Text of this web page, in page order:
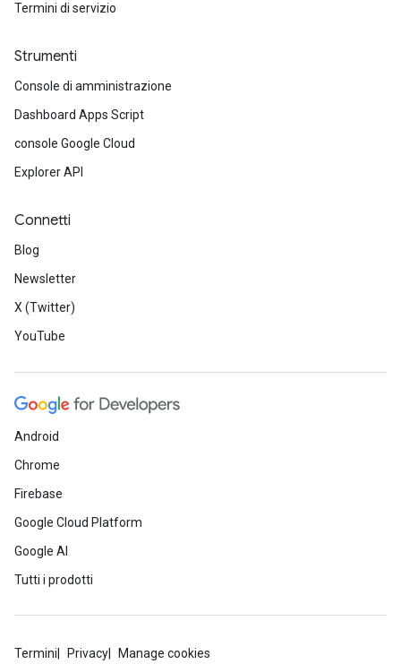
Termini di servizio
Strumenti
Console di amministrazione
Dashboard Apps Script
console Google Cloud
Explorer API
Connetti
Blog
Newsletter
X (Twitter)
YouTube
Android
Chrome
Firebase
Google Cloud Platform
Google AI
Tutti i prodotti
Termini Privacy Manage cookies